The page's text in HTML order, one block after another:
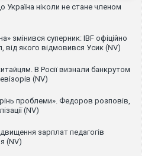
Україна ніколи не стане членом
змінився суперник: IBF офіційно
від якого відмовився Усик (NV)
В Росії визнали банкрутом
(NV)
проблеми». Федоров розповів,
(NV)
зарплат педагогів
(NV)